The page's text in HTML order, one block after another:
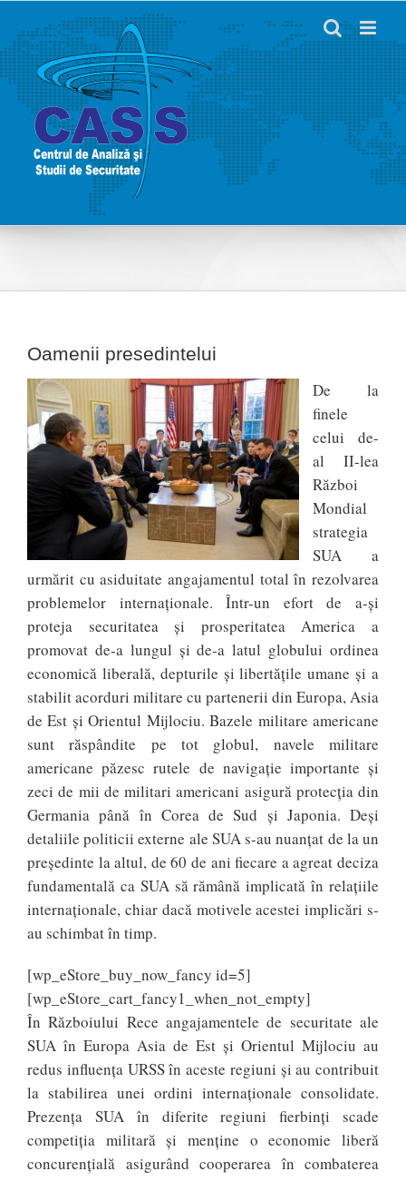
content
Oamenii presedintelui
De la
finele
celui de-
al II-lea
Război
Mondial
strategia
SUA a
urmărit cu asiduitate angajamentul total în rezolvarea
problemelor internaționale. Într-un efort de a-și
proteja securitatea și prosperitatea America a
promovat de-a lungul și de-a latul globului ordinea
economică liberală, depturile și libertățile umane și a
stabilit acorduri militare cu partenerii din Europa, Asia
de Est și Orientul Mijlociu. Bazele militare americane
sunt răspândite pe tot globul, navele militare
americane păzesc rutele de navigație importante și
zeci de mii de militari americani asigură protecția din
Germania până în Corea de Sud și Japonia. Deși
detaliile politicii externe ale SUA s-au nuanțat de la un
președinte la altul, de 60 de ani fiecare a agreat deciza
fundamentală ca SUA să rămână implicată în relațiile
internaționale, chiar dacă motivele acestei implicări s-
au schimbat în timp.
[wp_eStore_buy_now_fancy id=5]
[wp_eStore_cart_fancy1_when_not_empty]
În Războiului Rece angajamentele de securitate ale
SUA în Europa Asia de Est și Orientul Mijlociu au
redus influența URSS în aceste regiuni și au contribuit
la stabilirea unei ordini internaționale consolidate.
Prezența SUA în diferite regiuni fierbinți scade
competiția militară și menține o economie liberă
concurențială asigurând cooperarea în combaterea